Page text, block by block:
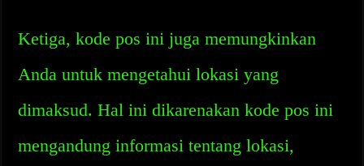
Ketiga, kode pos ini juga memungkinkan
Anda untuk mengetahui lokasi yang
dimaksud. Hal ini dikarenakan kode pos ini
mengandung informasi tentang lokasi,